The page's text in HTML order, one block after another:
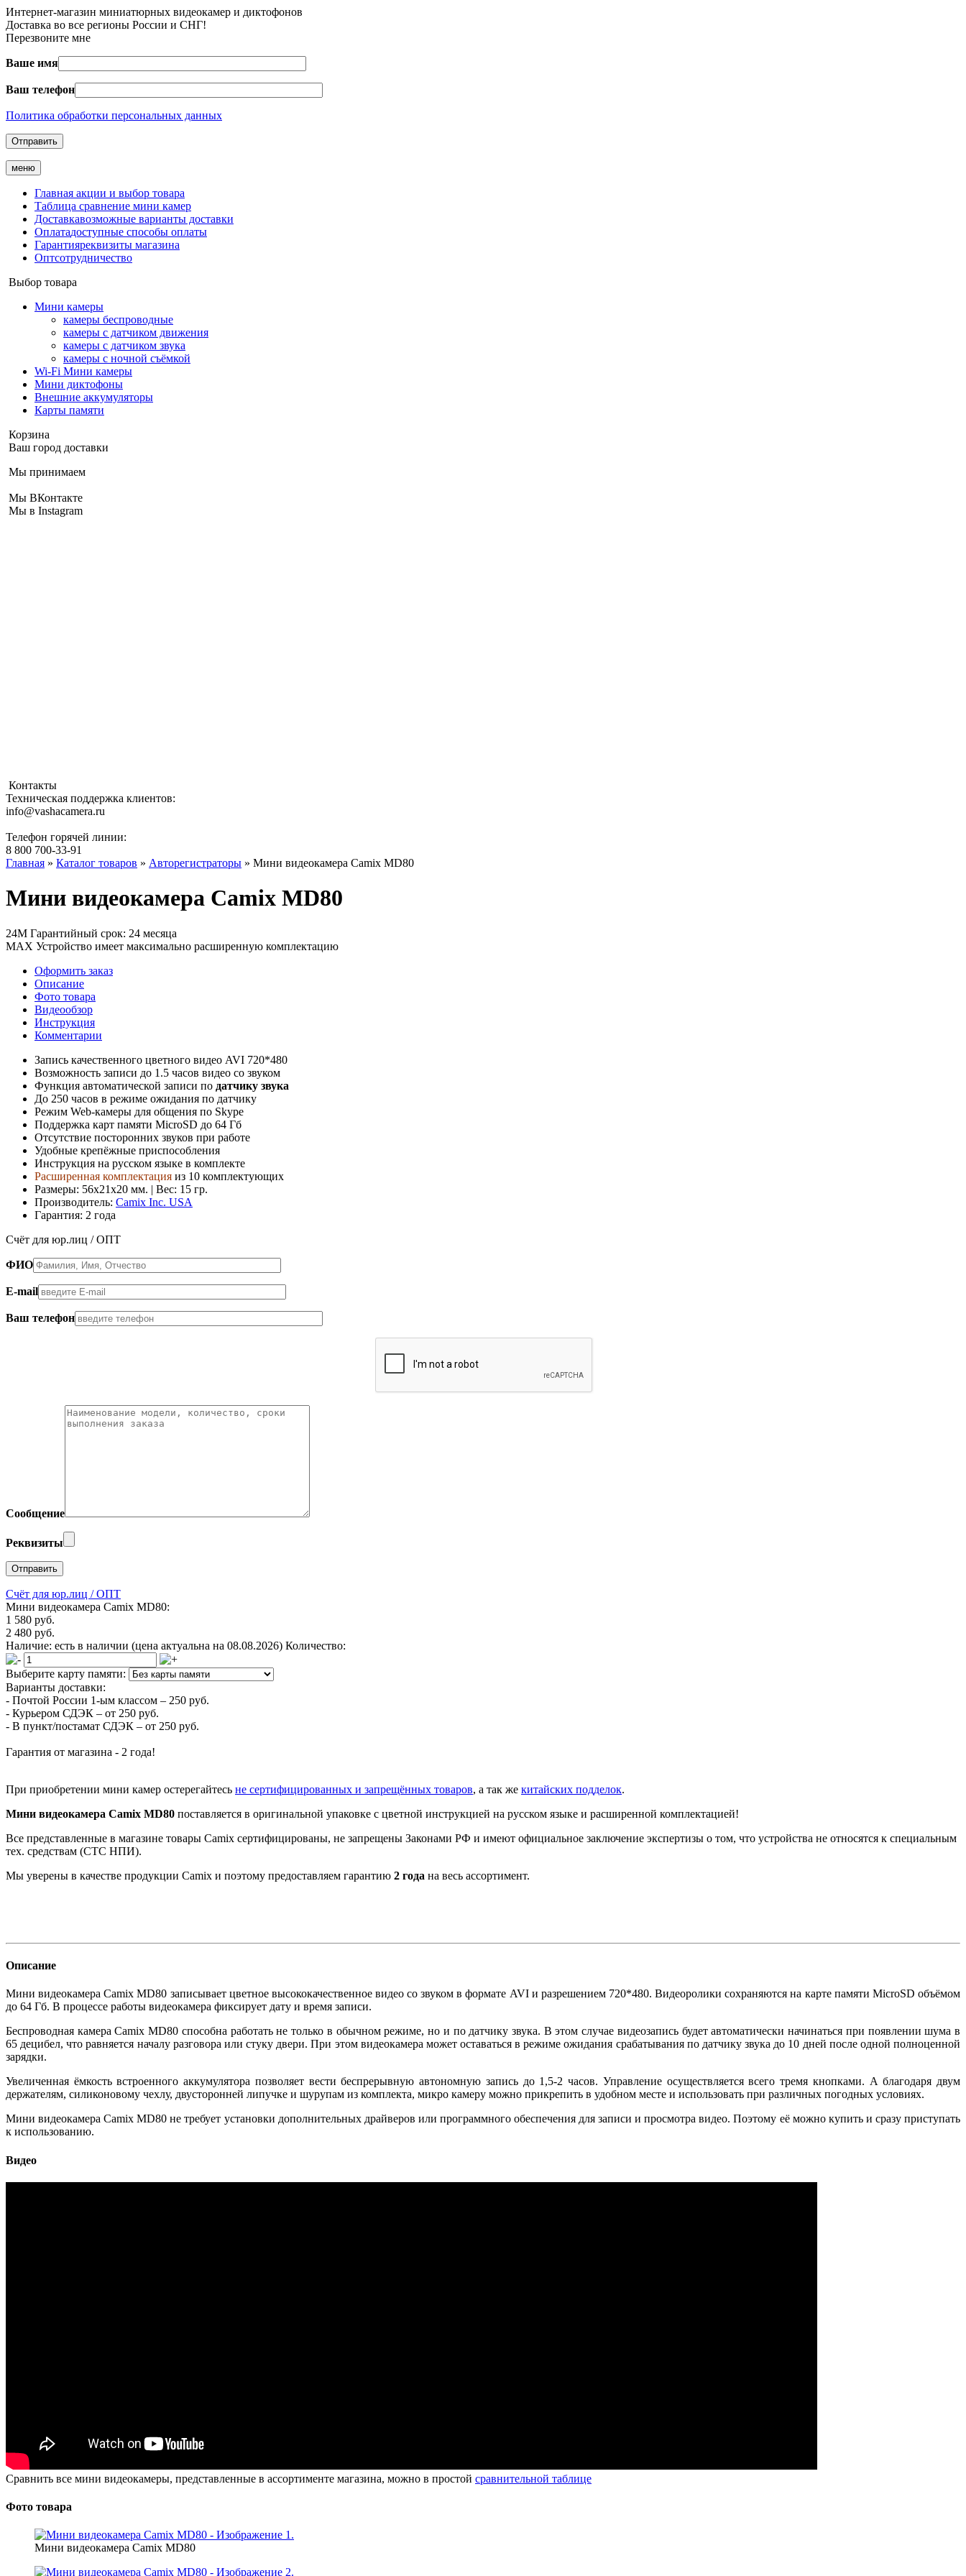
Интернет-магазин миниатюрных видеокамер и диктофонов
Доставка во все регионы России и СНГ!
Перезвоните мне
Ваше имя
Ваш телефон
Политика обработки персональных данных
меню
Главная акции и выбор товара
Таблица сравнение мини камер
Доставкавозможные варианты доставки
Оплатадоступные способы оплаты
Гарантияреквизиты магазина
Оптсотрудничество
Выбор товара
Мини камеры
камеры беспроводные
камеры с датчиком движения
камеры с датчиком звука
камеры с ночной съёмкой
Wi-Fi Мини камеры
Мини диктофоны
Внешние аккумуляторы
Карты памяти
Корзина
Ваш город доставки
Мы принимаем
Мы ВКонтакте
Мы в Instagram
Контакты
Техническая поддержка клиентов:
info@vashacamera.ru
Телефон горячей линии:
8 800 700-33-91
Главная » Каталог товаров » Авторегистраторы » Мини видеокамера Camix MD80
Мини видеокамера Camix MD80
24М Гарантийный срок: 24 месяца
MAX Устройство имеет максимально расширенную комплектацию
Оформить заказ
Описание
Фото товара
Видеообзор
Инструкция
Комментарии
Запись качественного цветного видео AVI 720*480
Возможность записи до 1.5 часов видео со звуком
Функция автоматической записи по датчику звука
До 250 часов в режиме ожидания по датчику
Режим Web-камеры для общения по Skype
Поддержка карт памяти MicroSD до 64 Гб
Отсутствие посторонних звуков при работе
Удобные крепёжные приспособления
Инструкция на русском языке в комплекте
Расширенная комплектация из 10 комплектующих
Размеры: 56х21х20 мм. | Вес: 15 гр.
Производитель: Camix Inc. USA
Гарантия: 2 года
Счёт для юр.лиц / ОПТ
ФИО
E-mail
Ваш телефон
Сообщение
Реквизиты
Счёт для юр.лиц / ОПТ
Мини видеокамера Camix MD80:
1 580 руб.
2 480 руб.
Наличие: есть в наличии (цена актуальна на 08.08.2026) Количество:
Выберите карту памяти:
Варианты доставки:
- Почтой России 1-ым классом – 250 руб.
- Курьером СДЭК – от 250 руб.
- В пункт/постамат СДЭК – от 250 руб.
Гарантия от магазина - 2 года!
При приобретении мини камер остерегайтесь не сертифицированных и запрещённых товаров, а так же китайских подделок.
Мини видеокамера Camix MD80 поставляется в оригинальной упаковке с цветной инструкцией на русском языке и расширенной комплектацией!
Все представленные в магазине товары Camix сертифицированы, не запрещены Законами РФ и имеют официальное заключение экспертизы о том, что устройства не относятся к специальным
тех. средствам (СТС НПИ).
Мы уверены в качестве продукции Camix и поэтому предоставляем гарантию 2 года на весь ассортимент.
Описание
Мини видеокамера Camix MD80 записывает цветное высококачественное видео со звуком в формате AVI и разрешением 720*480. Видеоролики сохраняются на карте памяти MicroSD объёмом
до 64 Гб. В процессе работы видеокамера фиксирует дату и время записи.
Беспроводная камера Camix MD80 способна работать не только в обычном режиме, но и по датчику звука. В этом случае видеозапись будет автоматически начинаться при появлении шума в
65 децибел, что равняется началу разговора или стуку двери. При этом видеокамера может оставаться в режиме ожидания срабатывания по датчику звука до 10 дней после одной полноценной
зарядки.
Увеличенная ёмкость встроенного аккумулятора позволяет вести беспрерывную автономную запись до 1,5-2 часов. Управление осуществляется всего тремя кнопками. А благодаря двум
держателям, силиконовому чехлу, двусторонней липучке и шурупам из комплекта, микро камеру можно прикрепить в удобном месте и использовать при различных погодных условиях.
Мини видеокамера Camix MD80 не требует установки дополнительных драйверов или программного обеспечения для записи и просмотра видео. Поэтому её можно купить и сразу приступать
к использованию.
Видео
Сравнить все мини видеокамеры, представленные в ассортименте магазина, можно в простой сравнительной таблице
Фото товара
Мини видеокамера Camix MD80